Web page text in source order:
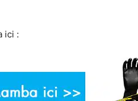
ici :